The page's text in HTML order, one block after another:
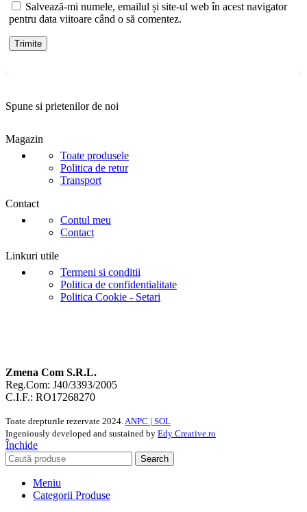
Salvează-mi numele, emailul și site-ul web în acest navigator
pentru data viitoare când o să comentez.
Spune si prietenilor de noi
Magazin
Toate produsele
Politica de retur
Transport
Contact
Contul meu
Contact
Linkuri utile
Termeni si conditii
Politica de confidentialitate
Politica Cookie - Setari
Zmena Com S.R.L.
Reg.Com: J40/3393/2005
C.I.F.: RO17268270
Toate drepturile rezervate 2024.ANPC | SOL
Ingeniously developed and sustained by Edy Creative.ro
Închide
Search
Meniu
Categorii Produse